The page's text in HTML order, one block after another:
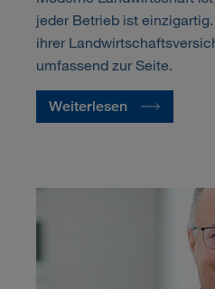
jeder Betrieb ist
ihrer
umfassend zur Seite.
Weiterlesen